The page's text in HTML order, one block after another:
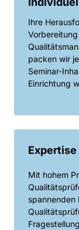
Ihre
packen wir
Seminar-
Einrichtung
Mit hohem
spannenden